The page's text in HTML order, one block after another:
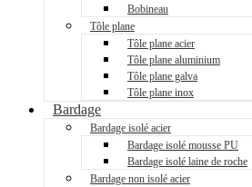
Bobineau
Tôle plane
Tôle plane acier
Tôle plane aluminium
Tôle plane galva
Tôle plane inox
Bardage
Bardage isolé acier
Bardage isolé mousse PU
Bardage isolé laine de roche
Bardage non isolé acier